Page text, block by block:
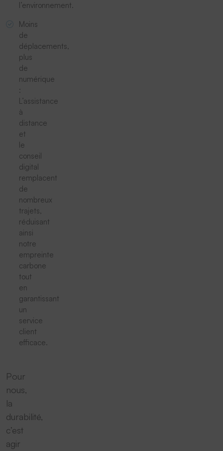
l’environnement.
Moins
de
déplacements,
plus
de
numérique
:
L’assistance
à
distance
et
le
conseil
digital
remplacent
de
nombreux
trajets,
réduisant
ainsi
notre
empreinte
carbone
tout
en
garantissant
un
service
client
efficace.
Pour
nous,
la
durabilité,
c’est
agir